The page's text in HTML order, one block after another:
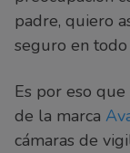
padre, quiero
seguro en
Es por eso
de la marca
cámaras de